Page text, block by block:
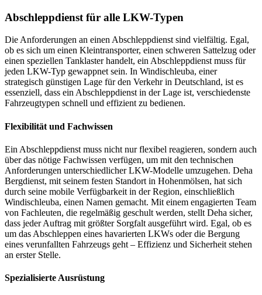
Abschleppdienst für alle LKW-Typen
Die Anforderungen an einen Abschleppdienst sind vielfältig. Egal,
ob es sich um einen Kleintransporter, einen schweren Sattelzug oder
einen speziellen Tanklaster handelt, ein Abschleppdienst muss für
jeden LKW-Typ gewappnet sein. In Windischleuba, einer
strategisch günstigen Lage für den Verkehr in Deutschland, ist es
essenziell, dass ein Abschleppdienst in der Lage ist, verschiedenste
Fahrzeugtypen schnell und effizient zu bedienen.
Flexibilität und Fachwissen
Ein Abschleppdienst muss nicht nur flexibel reagieren, sondern auch
über das nötige Fachwissen verfügen, um mit den technischen
Anforderungen unterschiedlicher LKW-Modelle umzugehen. Deha
Bergdienst, mit seinem festen Standort in Hohenmölsen, hat sich
durch seine mobile Verfügbarkeit in der Region, einschließlich
Windischleuba, einen Namen gemacht. Mit einem engagierten Team
von Fachleuten, die regelmäßig geschult werden, stellt Deha sicher,
dass jeder Auftrag mit größter Sorgfalt ausgeführt wird. Egal, ob es
um das Abschleppen eines havarierten LKWs oder die Bergung
eines verunfallten Fahrzeugs geht – Effizienz und Sicherheit stehen
an erster Stelle.
Spezialisierte Ausrüstung